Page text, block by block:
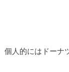
個人的にはドーナ